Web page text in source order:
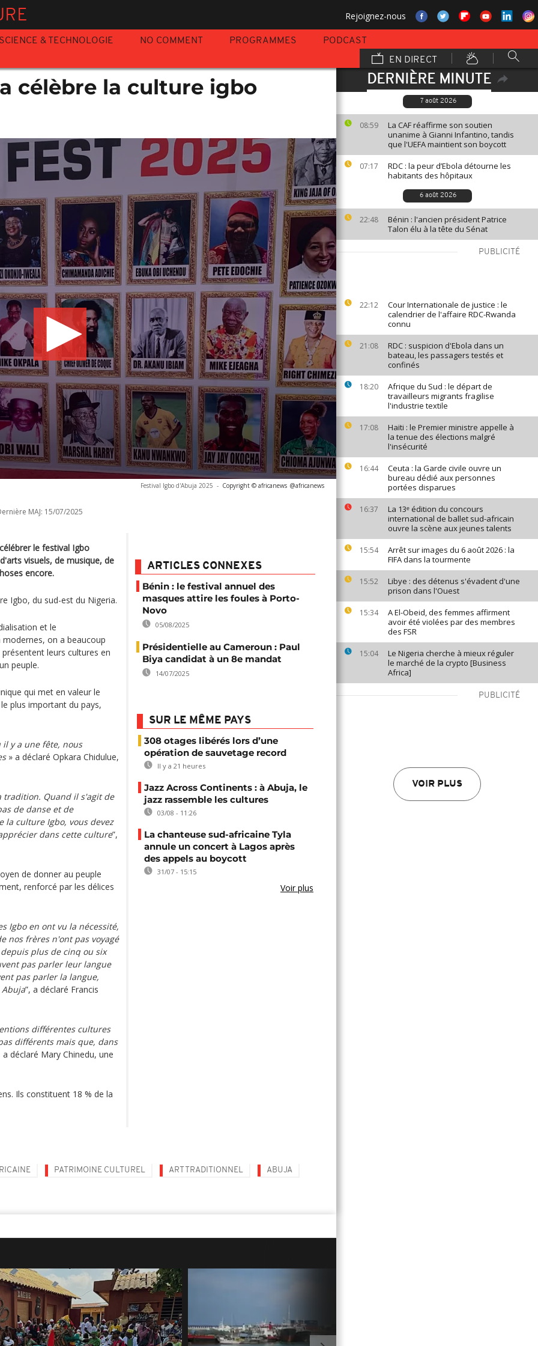
Rejoignez-nous
SCIENCE & TECHNOLOGIE NO COMMENT PROGRAMMES
PODCAST
EN DIRECT
DERNIÈRE MINUTE
7 août 2026
08:59
La CAF réaffirme son soutien
unanime à Gianni Infantino, tandis
que l'UEFA maintient son boycott
07:17
RDC : la peur d’Ebola détourne les
habitants des hôpitaux
6 août 2026
22:48
Bénin : l'ancien président Patrice
Talon élu à la tête du Sénat
PUBLICITÉ
22:12
Cour Internationale de justice : le
calendrier de l'affaire RDC-Rwanda
connu
21:08
RDC : suspicion d'Ebola dans un
bateau, les passagers testés et
confinés
18:20
Afrique du Sud : le départ de
travailleurs migrants fragilise
l'industrie textile
17:08
Haïti : le Premier ministre appelle à
la tenue des élections malgré
l'insécurité
16:44
Ceuta : la Garde civile ouvre un
bureau dédié aux personnes
portées disparues
16:37
La 13ᵉ édition du concours
international de ballet sud-africain
ouvre la scène aux jeunes talents
15:54
Arrêt sur images du 6 août 2026 : la
FIFA dans la tourmente
15:52
Libye : des détenus s'évadent d'une
prison dans l'Ouest
15:34
A El-Obeid, des femmes affirment
avoir été violées par des membres
des FSR
15:04
Le Nigeria cherche à mieux réguler
le marché de la crypto [Business
Africa]
PUBLICITÉ
VOIR PLUS
célèbre la culture igbo
Festival Igbo d'Abuja 2025 - Copyright © africanews @africanews
MAJ: 15/07/2025
le festival Igbo
visuels, de musique, de
encore.
Igbo, du sud-est du Nigeria.
et le
on a beaucoup
leurs cultures en
peuple.
qui met en valeur le
plus important du pays,
y a une fête, nous
» a déclaré Opkara Chidulue,
tradition. Quand il s'agit de
de danse et de
la culture Igbo, vous devez
dans cette culture”,
de donner au peuple
renforcé par les délices
Igbo en ont vu la nécessité,
nos frères n'ont pas voyagé
plus de cinq ou six
pas parler leur langue
pas parler la langue,
”, a déclaré Francis
différentes cultures
différents mais que, dans
a déclaré Mary Chinedu, une
Ils constituent 18 % de la
ARTICLES CONNEXES
Bénin : le festival annuel des
masques attire les foules à Porto-
Novo
05/08/2025
Présidentielle au Cameroun : Paul
Biya candidat à un 8e mandat
14/07/2025
SUR LE MÊME PAYS
308 otages libérés lors d’une
opération de sauvetage record
Il y a 21 heures
Jazz Across Continents : à Abuja, le
jazz rassemble les cultures
03/08 - 11:26
La chanteuse sud-africaine Tyla
annule un concert à Lagos après
des appels au boycott
31/07 - 15:15
Voir plus
PATRIMOINE CULTUREL ART TRADITIONNEL ABUJA